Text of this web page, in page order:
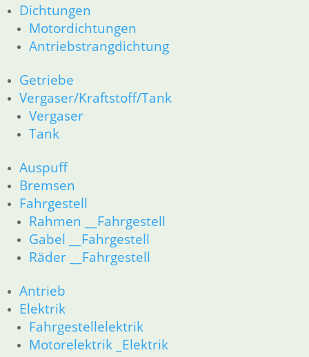
Dichtungen
Motordichtungen
Antriebstrangdichtung
Getriebe
Vergaser/Kraftstoff/Tank
Vergaser
Tank
Auspuff
Bremsen
Fahrgestell
Rahmen __Fahrgestell
Gabel __Fahrgestell
Räder __Fahrgestell
Antrieb
Elektrik
Fahrgestellelektrik
Motorelektrik _Elektrik